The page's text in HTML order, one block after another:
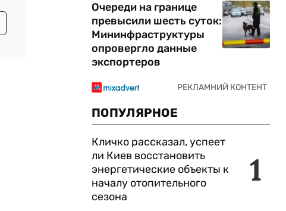
Очереди на границе
превысили шесть суток:
Мининфраструктуры
опровергло данные
экспортеров
ПОПУЛЯРНОЕ
1
Кличко рассказал, успеет
ли Киев восстановить
энергетические объекты к
началу отопительного
сезона